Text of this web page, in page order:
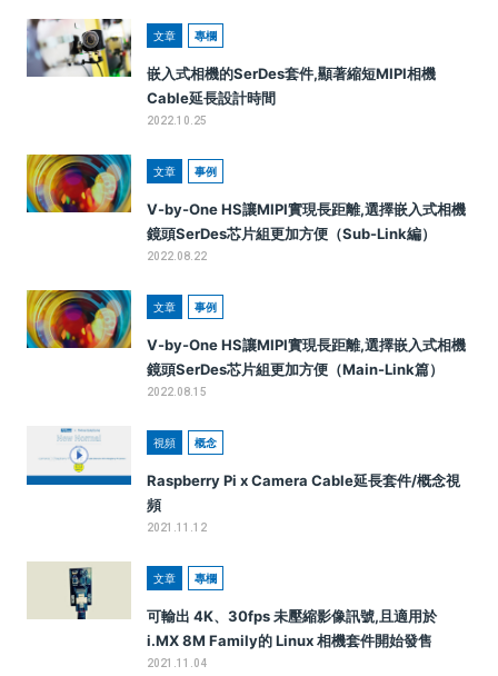
文章 專欄
嵌入式相機的SerDes套件,顯著縮短MIPI相機
Cable延長設計時間
2022.10.25
文章 事例
V-by-One HS讓MIPI實現長距離,選擇嵌入式相機
鏡頭SerDes芯片組更加方便（Sub-Link編）
2022.08.22
文章 事例
V-by-One HS讓MIPI實現長距離,選擇嵌入式相機
鏡頭SerDes芯片組更加方便（Main-Link篇）
2022.08.15
視頻 概念
Raspberry Pi x Camera Cable延長套件/概念視
頻
2021.11.12
文章 專欄
可輸出 4K、30fps 未壓縮影像訊號,且適用於
i.MX 8M Family的 Linux 相機套件開始發售
2021.11.04